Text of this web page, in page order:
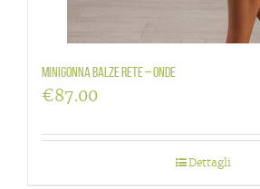
Minigonna balze rete – Onde
€87.00
Dettagli